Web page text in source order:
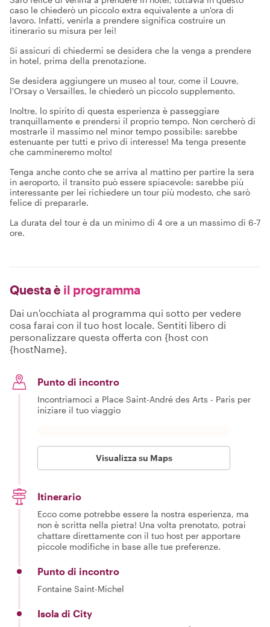
caso le chiederò un piccolo extra equivalente a un'ora di
lavoro. Infatti, venirla a prendere significa costruire un
itinerario su misura per lei!
Si assicuri di chiedermi se desidera che la venga a prendere
in hotel, prima della prenotazione.
Se desidera aggiungere un museo al tour, come il Louvre,
l'Orsay o Versailles, le chiederò un piccolo supplemento.
Inoltre, lo spirito di questa esperienza è passeggiare
tranquillamente e prendersi il proprio tempo. Non cercherò di
mostrarle il massimo nel minor tempo possibile: sarebbe
estenuante per tutti e privo di interesse! Ma tenga presente
che cammineremo molto!
Tenga anche conto che se arriva al mattino per partire la sera
in aeroporto, il transito può essere spiacevole: sarebbe più
interessante per lei richiedere un tour più modesto, che sarò
felice di prepararle.
La durata del tour è da un minimo di 4 ore a un massimo di 6-7
ore.
Questa è il programma
Dai un'occhiata al programma qui sotto per vedere
cosa farai con il tuo host locale. Sentiti libero di
personalizzare questa offerta con {host con
{hostName}.
Punto di incontro
Incontriamoci a Place Saint-André des Arts - Paris per
iniziare il tuo viaggio
Visualizza su Maps
Itinerario
Ecco come potrebbe essere la nostra esperienza, ma
non è scritta nella pietra! Una volta prenotato, potrai
chattare direttamente con il tuo host per apportare
piccole modifiche in base alle tue preferenze.
Punto di incontro
Fontaine Saint-Michel
Isola di City